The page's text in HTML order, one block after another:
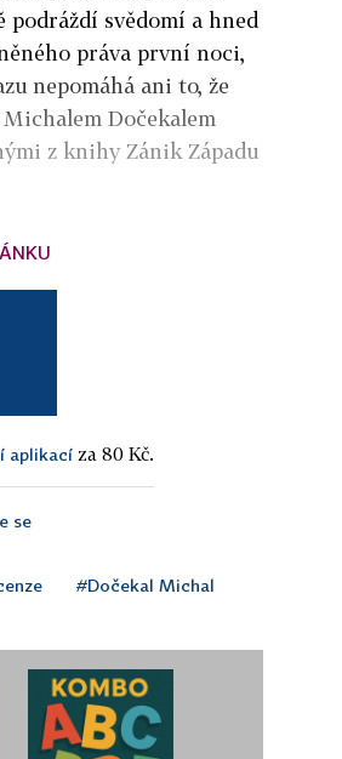
svědomí a hned
práva první noci,
nepomáhá ani to, že
Dočekalem
z knihy Zánik Západu
aplikací za 80 Kč.
se
#Dočekal Michal